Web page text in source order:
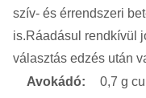
szív- és érrendszeri
is.Ráadásul rendkívül
választás edzés után
Avokádó:
0,7 g